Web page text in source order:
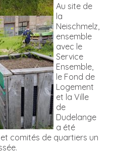
Au site de
la
Neischmelz,
ensemble
avec le
Service
Ensemble,
le Fond de
Logement
et la Ville
de
Dudelange
a été
comités de quartiers un